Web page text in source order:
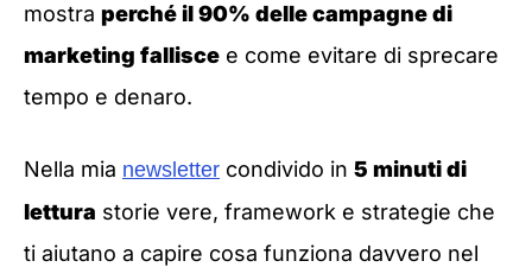
mostra perché il 90% delle campagne di
marketing fallisce e come evitare di sprecare
tempo e denaro.
Nella mia newsletter condivido in 5 minuti di
lettura storie vere, framework e strategie che
ti aiutano a capire cosa funziona davvero nel